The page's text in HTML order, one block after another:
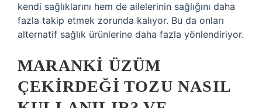
kendi sağlıklarını hem de ailelerinin sağlığını daha
fazla takip etmek zorunda kalıyor. Bu da onları
alternatif sağlık ürünlerine daha fazla yönlendiriyor.
MARANKI ÜZÜM
ÇEKIRDEĞI TOZU NASIL